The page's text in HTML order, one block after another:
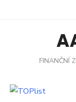
FINANČNÍ